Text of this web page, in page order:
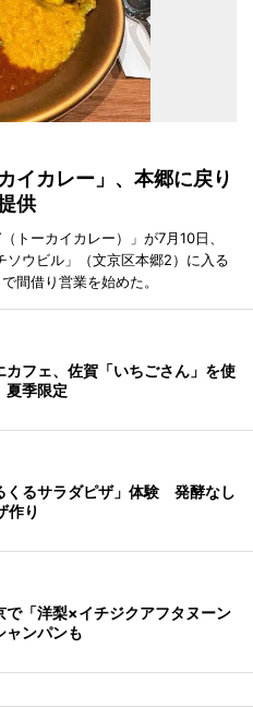
イカレー」、本郷に戻り
供
トーカイカレー）」が7月10日、
ウビル」（文京区本郷2）に入る
間借り営業を始めた。
カフェ、佐賀「いちごさん」を使
季限定
くるサラダピザ」体験 発酵なし
作り
で「洋梨×イチジクアフタヌーン
ンパンも